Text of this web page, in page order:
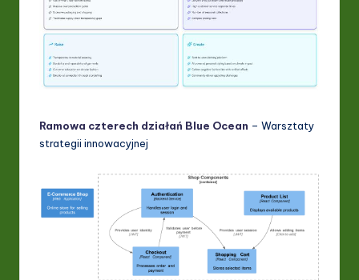
Ramowa czterech działań Blue Ocean – Warsztaty
strategii innowacyjnej